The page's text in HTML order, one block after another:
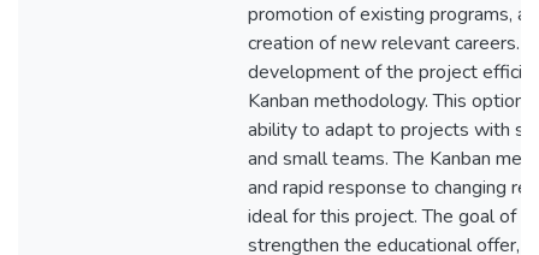
promotion of existing programs,
creation of new relevant careers.
development of the project
Kanban methodology. This option
ability to adapt to projects with
and small teams. The Kanban
and rapid response to changing
ideal for this project. The goal of
strengthen the educational offer,